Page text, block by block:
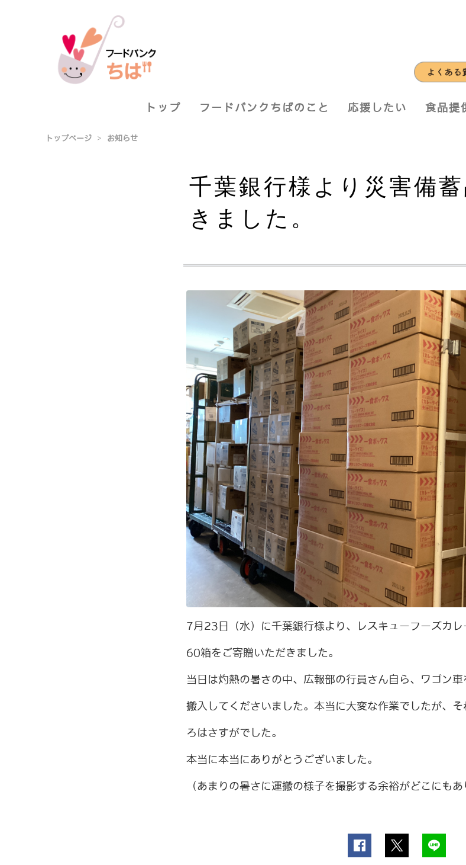
トップ フードバンクちばのこと 応援したい 食品提
トップページ > お知らせ
千葉銀行様より災害備
きました。
7月23日（水）に千葉銀行様より、レスキューフーズカ
60箱をご寄贈いただきました。
当日は灼熱の暑さの中、広報部の行員さん自ら、ワゴン車
搬入してくださいました。本当に大変な作業でしたが、
ろはさすがでした。
本当に本当にありがとうございました。
（あまりの暑さに運搬の様子を撮影する余裕がどこにもあ